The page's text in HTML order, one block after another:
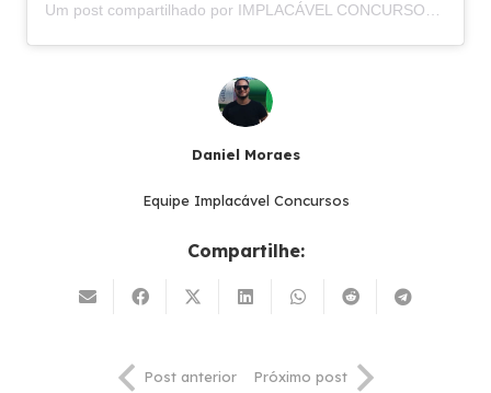
Um post compartilhado por IMPLACÁVEL CONCURSOS (@implacavelconcursos)
Daniel Moraes
Equipe Implacável Concursos
Compartilhe:
Post anterior Próximo post